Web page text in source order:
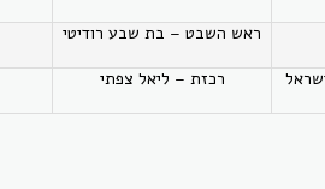
ראש השבט – בת שבע רודיטי
רכזת – ליאל צפתי